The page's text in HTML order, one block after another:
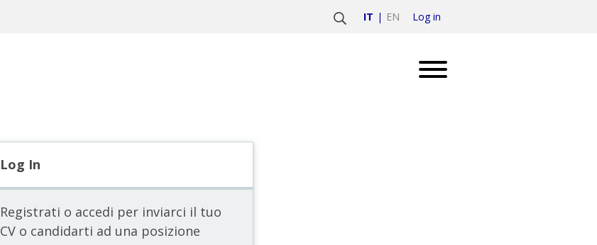
IT EN Log in
Log In
Registrati o accedi per inviarci il tuo
CV o candidarti ad una posizione